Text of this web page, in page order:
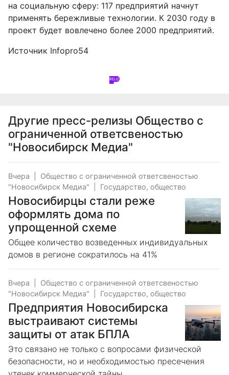
на социальную сферу: 117 предприятий начнут
применять бережливые технологии. К 2030 году в
проект будет вовлечено более 2000 предприятий.
Источник Infopro54
Другие пресс-релизы Общество с
ограниченной ответсвеностью
"Новосибирск Медиа"
Вчера
Общество с ограниченной ответсвеностью
"Новосибирск Медиа"
Государство, общество
Новосибирцы стали реже
оформлять дома по
упрощенной схеме
Общее количество возведенных индивидуальных
домов в регионе сократилось на 41%
Вчера
Общество с ограниченной ответсвеностью
"Новосибирск Медиа"
Государство, общество
Предприятия Новосибирска
выстраивают системы
защиты от атак БПЛА
Это связано не только с вопросами физической
безопасности, но и необходимостью пресечения